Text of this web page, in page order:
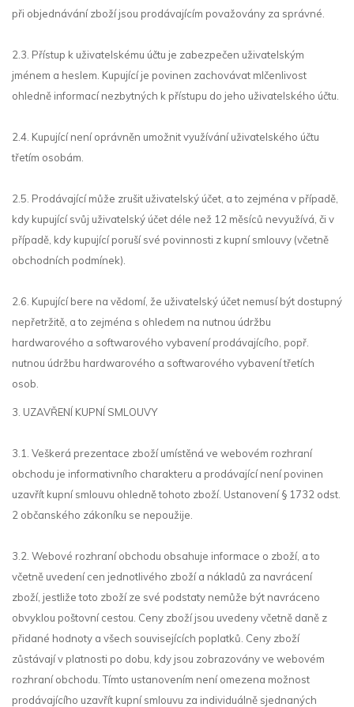
při objednávání zboží jsou prodávajícím považovány za správné.
2.3. Přístup k uživatelskému účtu je zabezpečen uživatelským
jménem a heslem. Kupující je povinen zachovávat mlčenlivost
ohledně informací nezbytných k přístupu do jeho uživatelského účtu.
2.4. Kupující není oprávněn umožnit využívání uživatelského účtu
třetím osobám.
2.5. Prodávající může zrušit uživatelský účet, a to zejména v případě,
kdy kupující svůj uživatelský účet déle než 12 měsíců nevyužívá, či v
případě, kdy kupující poruší své povinnosti z kupní smlouvy (včetně
obchodních podmínek).
2.6. Kupující bere na vědomí, že uživatelský účet nemusí být dostupný
nepřetržitě, a to zejména s ohledem na nutnou údržbu
hardwarového a softwarového vybavení prodávajícího, popř.
nutnou údržbu hardwarového a softwarového vybavení třetích
osob.
3. UZAVŘENÍ KUPNÍ SMLOUVY
3.1. Veškerá prezentace zboží umístěná ve webovém rozhraní
obchodu je informativního charakteru a prodávající není povinen
uzavřít kupní smlouvu ohledně tohoto zboží. Ustanovení § 1732 odst.
2 občanského zákoníku se nepoužije.
3.2. Webové rozhraní obchodu obsahuje informace o zboží, a to
včetně uvedení cen jednotlivého zboží a nákladů za navrácení
zboží, jestliže toto zboží ze své podstaty nemůže být navráceno
obvyklou poštovní cestou. Ceny zboží jsou uvedeny včetně daně z
přidané hodnoty a všech souvisejících poplatků. Ceny zboží
zůstávají v platnosti po dobu, kdy jsou zobrazovány ve webovém
rozhraní obchodu. Tímto ustanovením není omezena možnost
prodávajícího uzavřít kupní smlouvu za individuálně sjednaných